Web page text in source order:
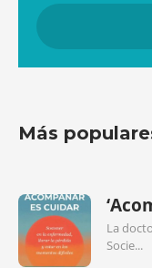
Más
La
Socie...